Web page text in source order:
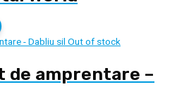
Out of stock
de amprentare –